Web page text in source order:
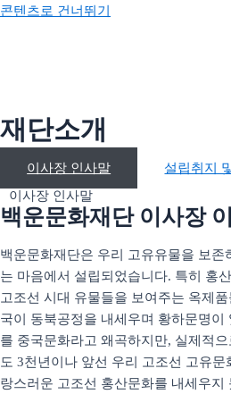
콘텐츠로 건너뛰기
이사장 인사말
설립취지 및 연혁
임원현황
사업안내
박물관
공지사항
사업보고
재단소개
이사장 인사말 설립취지
이사장 인사말
백운문화재단 이사장
백운문화재단은 우리 고유유물을 보
는 마음에서 설립되었습니다. 특히 홍
고조선 시대 유물들을 보여주는 옥제
국이 동북공정을 내세우며 황하문명
를 중국문화라고 왜곡하지만, 실제적
도 3천년이나 앞선 우리 고조선 고유문
랑스러운 고조선 홍산문화를 내세우